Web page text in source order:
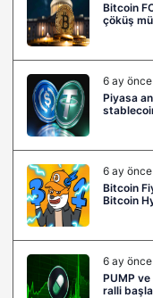
Bitcoin
çöküş
6 ay önce
Piyasa
6 ay önce
Bitcoin
Bitcoin
6 ay önce
PUMP
ralli